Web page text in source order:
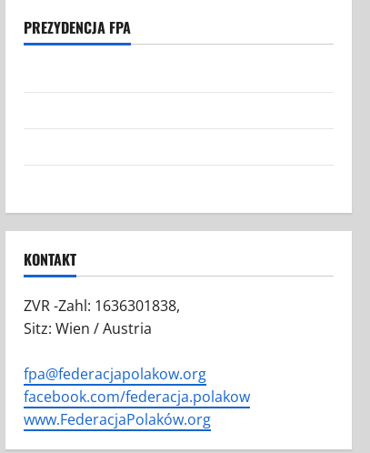
PREZYDENCJA FPA
KONTAKT
ZVR -Zahl: 1636301838,
Sitz: Wien / Austria
fpa@federacjapolakow.org
facebook.com/federacja.polakow
www.FederacjaPolaków.org